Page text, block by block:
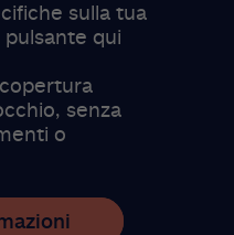
sulla tua
pulsante qui
senza
o